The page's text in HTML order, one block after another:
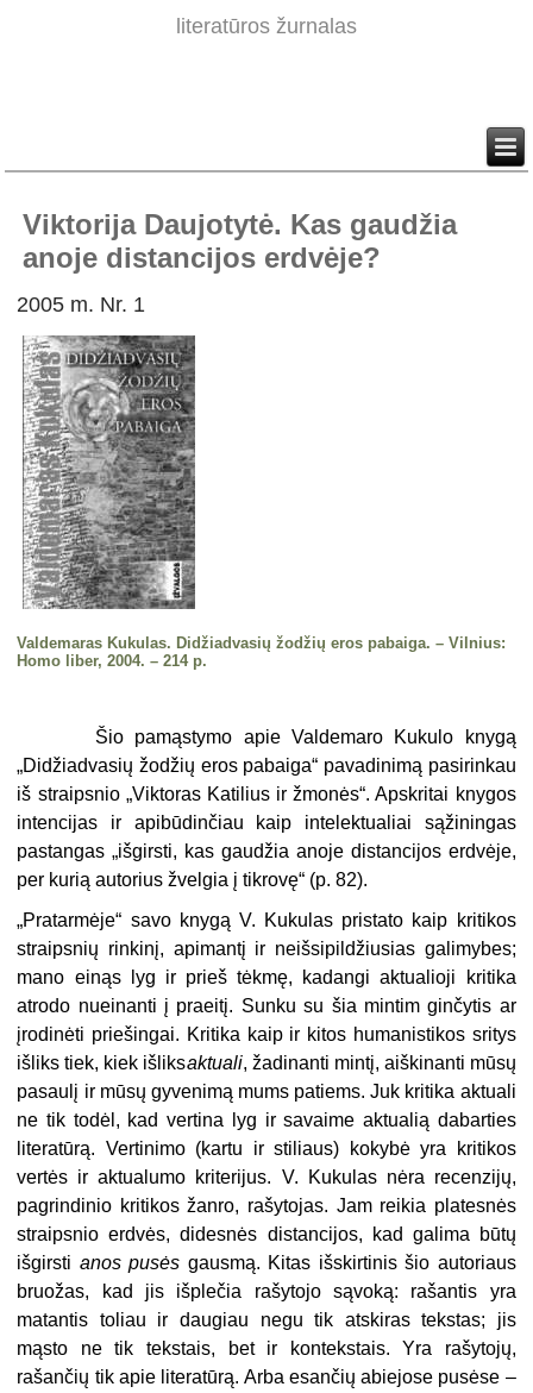
literatūros žurnalas
Viktorija Daujotytė. Kas gaudžia
anoje distancijos erdvėje?
2005 m. Nr. 1
Valdemaras Kukulas. Didžiadvasių žodžių eros pabaiga. – Vilnius:
Homo liber, 2004. – 214 p.
Šio pamąstymo apie Valdemaro Kukulo knygą
„Didžiadvasių žodžių eros pabaiga“ pavadinimą pasirinkau
iš straipsnio „Viktoras Katilius ir žmonės“. Apskritai knygos
intencijas ir apibūdinčiau kaip intelektualiai sąžiningas
pastangas „išgirsti, kas gaudžia anoje distancijos erdvėje,
per kurią autorius žvelgia į tikrovę“ (p. 82).
„Pratarmėje“ savo knygą V. Kukulas pristato kaip kritikos
straipsnių rinkinį, apimantį ir neišsipildžiusias galimybes;
mano einąs lyg ir prieš tėkmę, kadangi aktualioji kritika
atrodo nueinanti į praeitį. Sunku su šia mintim ginčytis ar
įrodinėti priešingai. Kritika kaip ir kitos humanistikos sritys
išliks tiek, kiek išliksaktuali, žadinanti mintį, aiškinanti mūsų
pasaulį ir mūsų gyvenimą mums patiems. Juk kritika aktuali
ne tik todėl, kad vertina lyg ir savaime aktualią dabarties
literatūrą. Vertinimo (kartu ir stiliaus) kokybė yra kritikos
vertės ir aktualumo kriterijus. V. Kukulas nėra recenzijų,
pagrindinio kritikos žanro, rašytojas. Jam reikia platesnės
straipsnio erdvės, didesnės distancijos, kad galima būtų
išgirsti anos pusės gausmą. Kitas išskirtinis šio autoriaus
bruožas, kad jis išplečia rašytojo sąvoką: rašantis yra
matantis toliau ir daugiau negu tik atskiras tekstas; jis
mąsto ne tik tekstais, bet ir kontekstais. Yra rašytojų,
rašančių tik apie literatūrą. Arba esančių abiejose pusėse –